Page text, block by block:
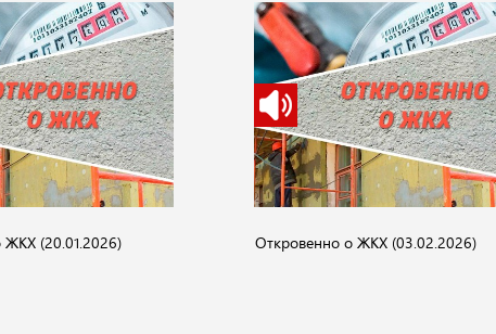
(20.01.2026) Откровенно о ЖКХ (03.02.2026)